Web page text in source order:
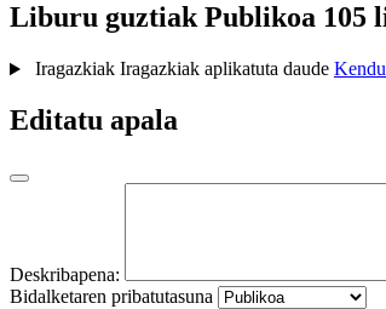
Liburu guztiakPublikoa 105
Iragazkiak Iragazkiak aplikatuta daude
Editatu apala
Deskribapena:
Bidalketaren pribatutasuna